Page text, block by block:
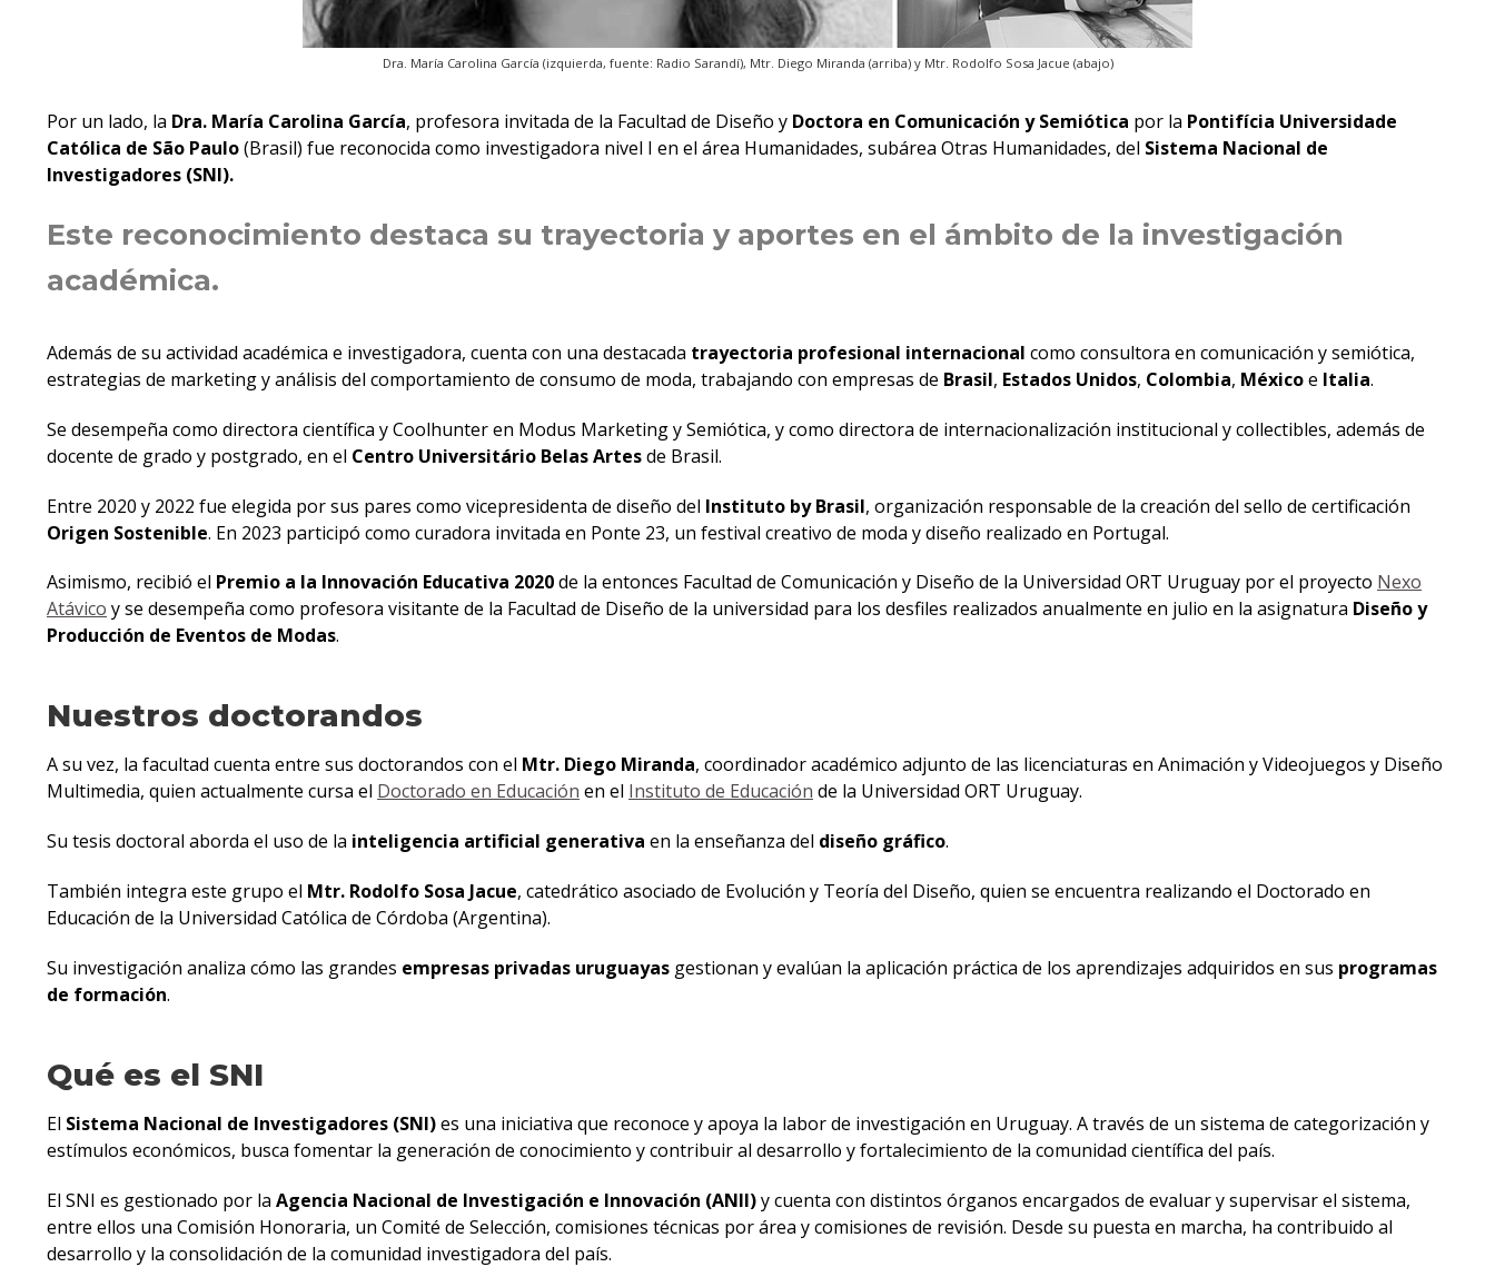
Dra. María Carolina García (izquierda, fuente: Radio Sarandí), Mtr. Diego Miranda (arriba) y Mtr. Rodolfo Sosa Jacue (abajo)
Por un lado, la Dra. María Carolina García, profesora invitada de la Facultad de Diseño y Doctora en Comunicación y Semiótica por la Pontifícia Universidade
Católica de São Paulo(Brasil) fue reconocida como investigadora nivel I en el área Humanidades, subárea Otras Humanidades, del Sistema Nacional de
Investigadores (SNI).
Este reconocimiento destaca su trayectoria y aportes en el ámbito de la investigación
académica.
Además de su actividad académica e investigadora, cuenta con una destacada trayectoria profesional internacional como consultora en comunicación y semiótica,
estrategias de marketing y análisis del comportamiento de consumo de moda, trabajando con empresas de Brasil, Estados Unidos, Colombia, Méxicoe Italia.
Se desempeña como directora científica y Coolhunter en Modus Marketing y Semiótica, y como directora de internacionalización institucional y collectibles, además de
docente de grado y postgrado, en el Centro Universitário Belas Artesde Brasil.
Entre 2020 y 2022 fue elegida por sus pares como vicepresidenta de diseño del Instituto by Brasil, organización responsable de la creación del sello de certificación
Origen Sostenible. En 2023 participó como curadora invitada en Ponte 23, un festival creativo de moda y diseño realizado en Portugal.
Asimismo, recibió el Premio a la Innovación Educativa 2020de la entonces Facultad de Comunicación y Diseño de la Universidad ORT Uruguay por el proyecto Nexo
Atávico y se desempeña como profesora visitante de la Facultad de Diseño de la universidad para los desfiles realizados anualmente en julio en la asignatura Diseño y
Producción de Eventos de Modas.
Nuestros doctorandos
A su vez, la facultad cuenta entre sus doctorandos con el Mtr. Diego Miranda, coordinador académico adjunto de las licenciaturas en Animación y Videojuegos y Diseño
Multimedia, quien actualmente cursa el Doctorado en Educación en el Instituto de Educación de la Universidad ORT Uruguay.
Su tesis doctoral aborda el uso de la inteligencia artificial generativa en la enseñanza del diseño gráfico.
También integra este grupo el Mtr. Rodolfo Sosa Jacue, catedrático asociado de Evolución y Teoría del Diseño, quien se encuentra realizando el Doctorado en
Educación de la Universidad Católica de Córdoba (Argentina).
Su investigación analiza cómo las grandes empresas privadas uruguayas gestionan y evalúan la aplicación práctica de los aprendizajes adquiridos en sus programas
de formación.
Qué es el SNI
El Sistema Nacional de Investigadores (SNI)es una iniciativa que reconoce y apoya la labor de investigación en Uruguay. A través de un sistema de categorización y
estímulos económicos, busca fomentar la generación de conocimiento y contribuir al desarrollo y fortalecimiento de la comunidad científica del país.
El SNI es gestionado por la Agencia Nacional de Investigación e Innovación (ANII)y cuenta con distintos órganos encargados de evaluar y supervisar el sistema,
entre ellos una Comisión Honoraria, un Comité de Selección, comisiones técnicas por área y comisiones de revisión. Desde su puesta en marcha, ha contribuido al
desarrollo y la consolidación de la comunidad investigadora del país.